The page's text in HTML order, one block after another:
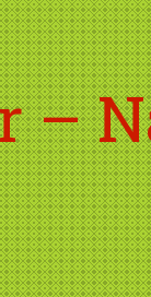
–